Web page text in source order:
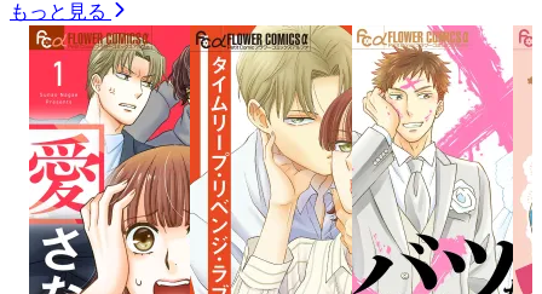
もっと見る